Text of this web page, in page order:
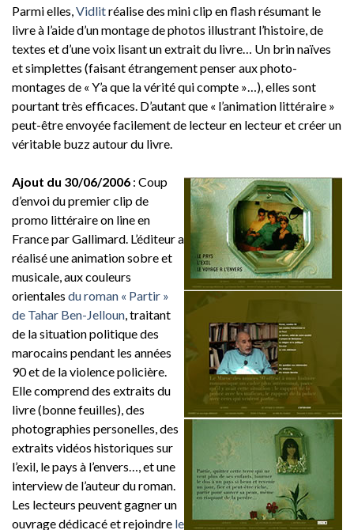
Parmi elles, Vidlitréalise des mini clip en flash résumant le
livre à l’aide d’un montage de photos illustrant l’histoire, de
textes et d’une voix lisant un extrait du livre… Un brin naïves
et simplettes (faisant étrangement penser aux photo-
montages de « Y’a que la vérité qui compte »…), elles sont
pourtant très efficaces. D’autant que « l’animation littéraire »
peut-être envoyée facilement de lecteur en lecteur et créer un
véritable buzz autour du livre.
Ajout du 30/06/2006 : Coup
d’envoi du premier clip de
promo littéraire on line en
France par Gallimard. L’éditeur a
réalisé une animation sobre et
musicale, aux couleurs
orientales du roman « Partir »
de Tahar Ben-Jelloun , traitant
de la situation politique des
marocains pendant les années
90 et de la violence policière.
Elle comprend des extraits du
livre (bonne feuilles), des
photographies personelles, des
extraits vidéos historiques sur
l’exil, le pays à l’envers…, et une
interview de l’auteur du roman.
Les lecteurs peuvent gagner un
ouvrage dédicacé et rejoindre le